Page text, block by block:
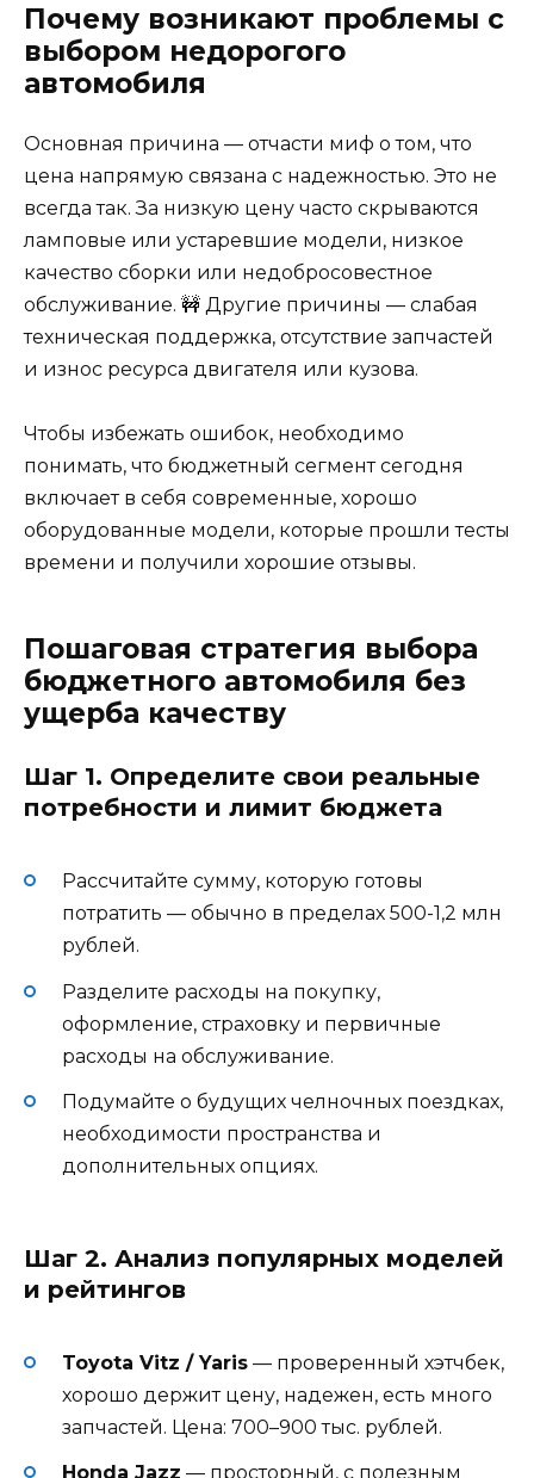
Почему возникают проблемы с
выбором недорогого
автомобиля
Основная причина — отчасти миф о том, что
цена напрямую связана с надежностью. Это не
всегда так. За низкую цену часто скрываются
ламповые или устаревшие модели, низкое
качество сборки или недобросовестное
обслуживание. 🚧 Другие причины — слабая
техническая поддержка, отсутствие запчастей
и износ ресурса двигателя или кузова.
Чтобы избежать ошибок, необходимо
понимать, что бюджетный сегмент сегодня
включает в себя современные, хорошо
оборудованные модели, которые прошли тесты
времени и получили хорошие отзывы.
Пошаговая стратегия выбора
бюджетного автомобиля без
ущерба качеству
Шаг 1. Определите свои реальные
потребности и лимит бюджета
Рассчитайте сумму, которую готовы
потратить — обычно в пределах 500-1,2 млн
рублей.
Разделите расходы на покупку,
оформление, страховку и первичные
расходы на обслуживание.
Подумайте о будущих челночных поездках,
необходимости пространства и
дополнительных опциях.
Шаг 2. Анализ популярных моделей
и рейтингов
Toyota Vitz / Yaris — проверенный хэтчбек,
хорошо держит цену, надежен, есть много
запчастей. Цена: 700–900 тыс. рублей.
Honda Jazz — просторный, с полезным